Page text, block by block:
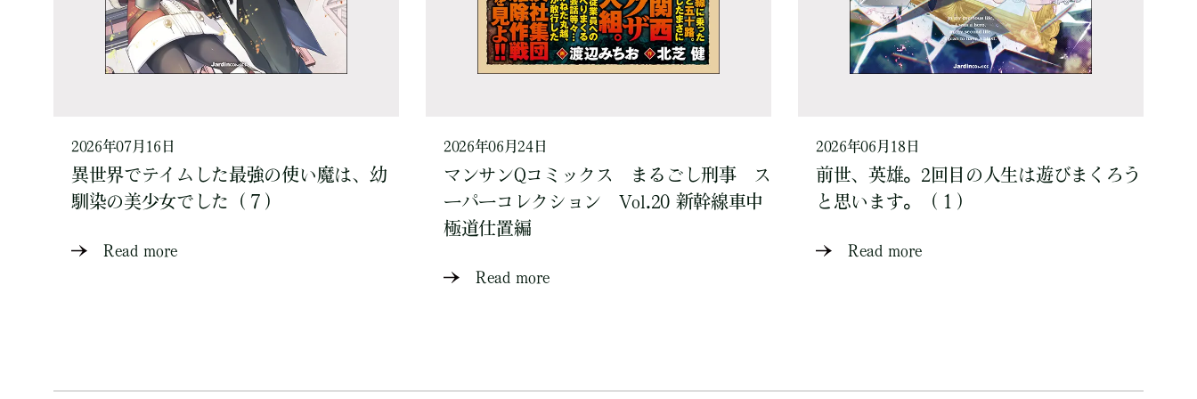
2026年07月16日
異世界でテイムした最強の使い魔は、幼
馴染の美少女でした（７）
Read more
2026年06月24日
マンサンQコミックス まるごし刑事 ス
ーパーコレクション Vol.20 新幹線車中
極道仕置編
Read more
2026年06月18日
前世、英雄。2回目の人生は遊びまくろう
と思います。（１）
Read more